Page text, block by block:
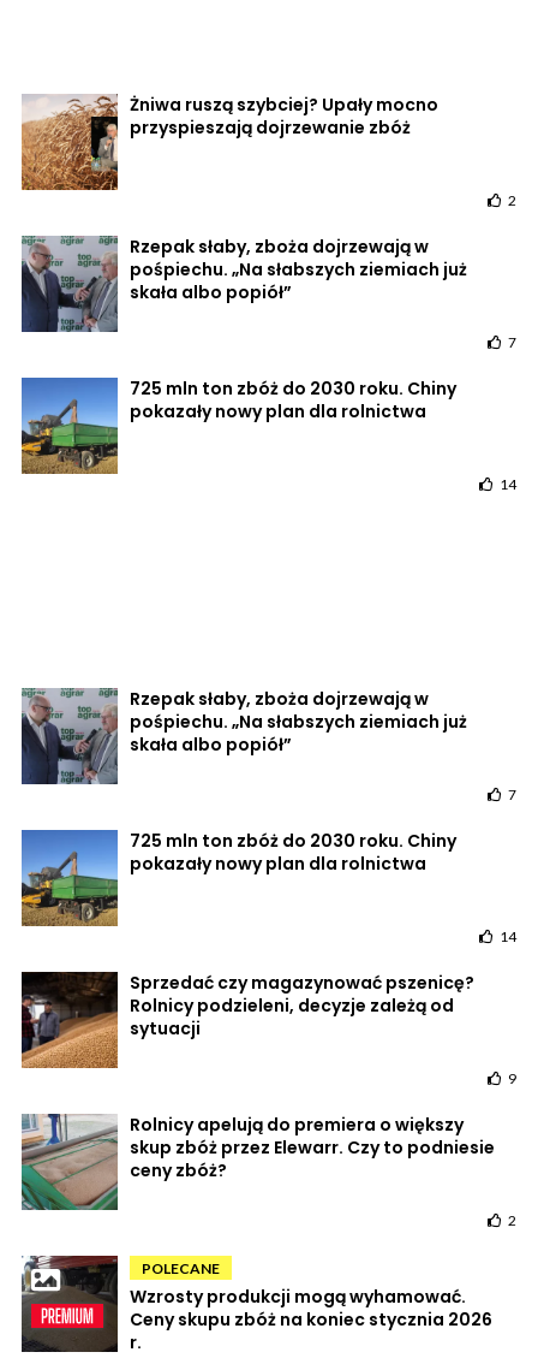
Żniwa ruszą szybciej? Upały mocno
przyspieszają dojrzewanie zbóż
2
Rzepak słaby, zboża dojrzewają w
pośpiechu. „Na słabszych ziemiach już
skała albo popiół”
7
725 mln ton zbóż do 2030 roku. Chiny
pokazały nowy plan dla rolnictwa
14
Rzepak słaby, zboża dojrzewają w
pośpiechu. „Na słabszych ziemiach już
skała albo popiół”
7
725 mln ton zbóż do 2030 roku. Chiny
pokazały nowy plan dla rolnictwa
14
Sprzedać czy magazynować pszenicę?
Rolnicy podzieleni, decyzje zależą od
sytuacji
9
Rolnicy apelują do premiera o większy
skup zbóż przez Elewarr. Czy to podniesie
ceny zbóż?
2
POLECANE
Wzrosty produkcji mogą wyhamować.
Ceny skupu zbóż na koniec stycznia 2026
r.